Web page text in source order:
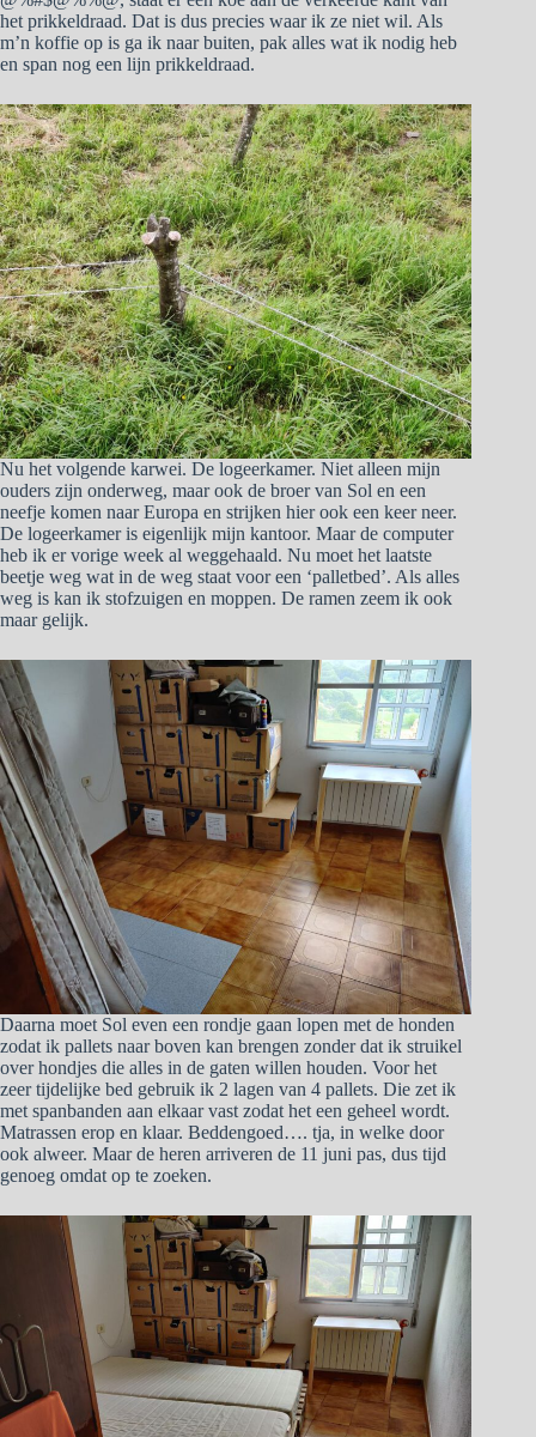
het prikkeldraad. Dat is dus precies waar ik ze niet wil. Als
m’n koffie op is ga ik naar buiten, pak alles wat ik nodig heb
en span nog een lijn prikkeldraad.
Nu het volgende karwei. De logeerkamer. Niet alleen mijn
ouders zijn onderweg, maar ook de broer van Sol en een
neefje komen naar Europa en strijken hier ook een keer neer.
De logeerkamer is eigenlijk mijn kantoor. Maar de computer
heb ik er vorige week al weggehaald. Nu moet het laatste
beetje weg wat in de weg staat voor een ‘palletbed’. Als alles
weg is kan ik stofzuigen en moppen. De ramen zeem ik ook
maar gelijk.
Daarna moet Sol even een rondje gaan lopen met de honden
zodat ik pallets naar boven kan brengen zonder dat ik struikel
over hondjes die alles in de gaten willen houden. Voor het
zeer tijdelijke bed gebruik ik 2 lagen van 4 pallets. Die zet ik
met spanbanden aan elkaar vast zodat het een geheel wordt.
Matrassen erop en klaar. Beddengoed…. tja, in welke door
ook alweer. Maar de heren arriveren de 11 juni pas, dus tijd
genoeg omdat op te zoeken.